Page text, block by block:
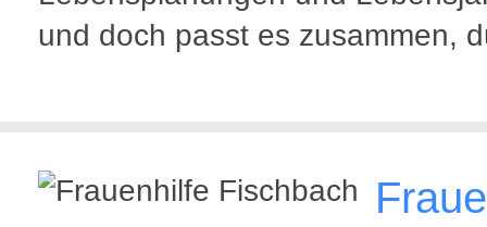
und doch passt es zusammen,